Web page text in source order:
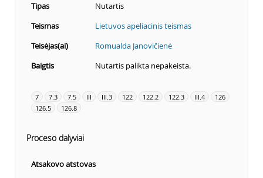
Tipas
Nutartis
Teismas
Lietuvos apeliacinis teismas
Teisėjas(ai)
Romualda Janovičienė
Baigtis
Nutartis palikta nepakeista.
7 7.3 7.5 III III.3 122 122.2 122.3 III.4
126
126.5
126.8
Proceso dalyviai
Atsakovo atstovas